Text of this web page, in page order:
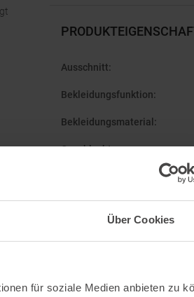
Über Cookies
für soziale Medien anbieten zu
Ausschnitt:
Bekleidungsfunktion:
Bekleidungsmaterial :
Geschlecht:
Kapuze: